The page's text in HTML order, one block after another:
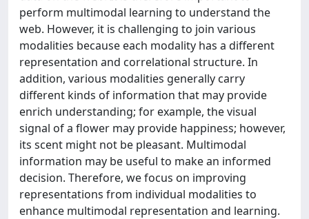
perform multimodal learning to understand the
web. However, it is challenging to join various
modalities because each modality has a different
representation and correlational structure. In
addition, various modalities generally carry
different kinds of information that may provide
enrich understanding; for example, the visual
signal of a flower may provide happiness; however,
its scent might not be pleasant. Multimodal
information may be useful to make an informed
decision. Therefore, we focus on improving
representations from individual modalities to
enhance multimodal representation and learning.